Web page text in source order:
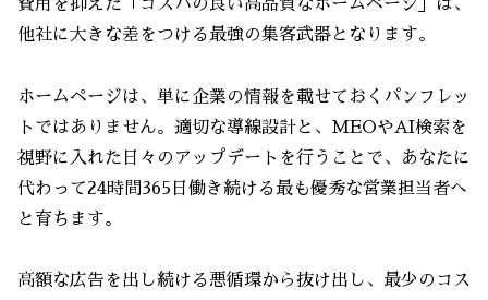
費用を抑えた「コスパの良い高品質なホームページ」は、
他社に大きな差をつける最強の集客武器となります。
ホームページは、単に企業の情報を載せておくパンフレッ
トではありません。適切な導線設計と、MEOやAI検索を
視野に入れた日々のアップデートを行うことで、あなたに
代わって24時間365日働き続ける最も優秀な営業担当者へ
と育ちます。
高額な広告を出し続ける悪循環から抜け出し、最少のコス